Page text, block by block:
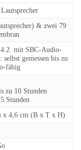
& zwei 79
mit SBC-Audio-
gemessen bis zu
fähig
zu 10 Stunden
Stunden
x 4,6 cm (B x T x H)